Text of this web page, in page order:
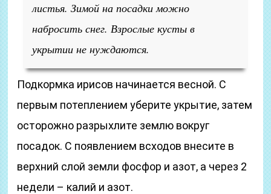
листья. Зимой на посадки можно
набросить снег. Взрослые кусты в
укрытии не нуждаются.
Подкормка ирисов начинается весной. С
первым потеплением уберите укрытие, затем
осторожно разрыхлите землю вокруг
посадок. С появлением всходов внесите в
верхний слой земли фосфор и азот, а через 2
недели – калий и азот.